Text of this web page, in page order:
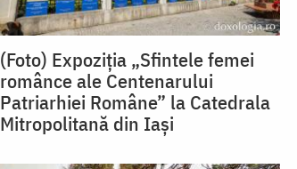
(Foto) Expoziția „Sfintele femei
românce ale Centenarului
Patriarhiei Române” la Catedrala
Mitropolitană din Iași